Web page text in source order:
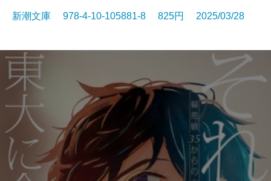
新潮文庫 978-4-10-105881-8 825円 2025/03/28